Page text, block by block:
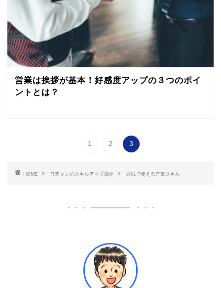
営業は挨拶が基本！好感度アップの３つのポイ
ントとは？
1 2 3
HOME 営業マンのスキルアップ講座 実戦で使える営業スキル